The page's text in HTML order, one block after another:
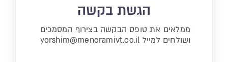
הגשת בקשה
ממלאים את טופס הבקשה בצירוף המסמכים
ושולחים למייל yorshim@menoramivt.co.il